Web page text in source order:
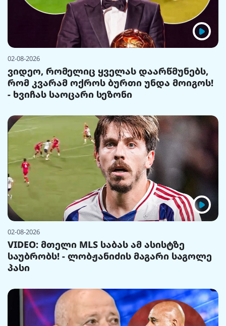
02-08-2026
ვიდეო, რომელიც ყველას დაარწმუნებს,
რომ კვარამ ოქროს ბურთი უნდა მოიგოს!
- ხვიჩას საოცარი სეზონი
02-08-2026
VIDEO: მთელი MLS საბას ამ ასისტზე
საუბრობს! - ლობჟანიძის მაგარი საგოლე
პასი